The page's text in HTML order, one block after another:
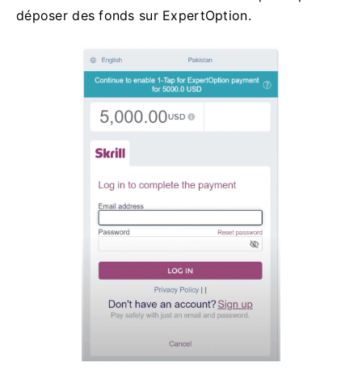
déposer des fonds sur ExpertOption.